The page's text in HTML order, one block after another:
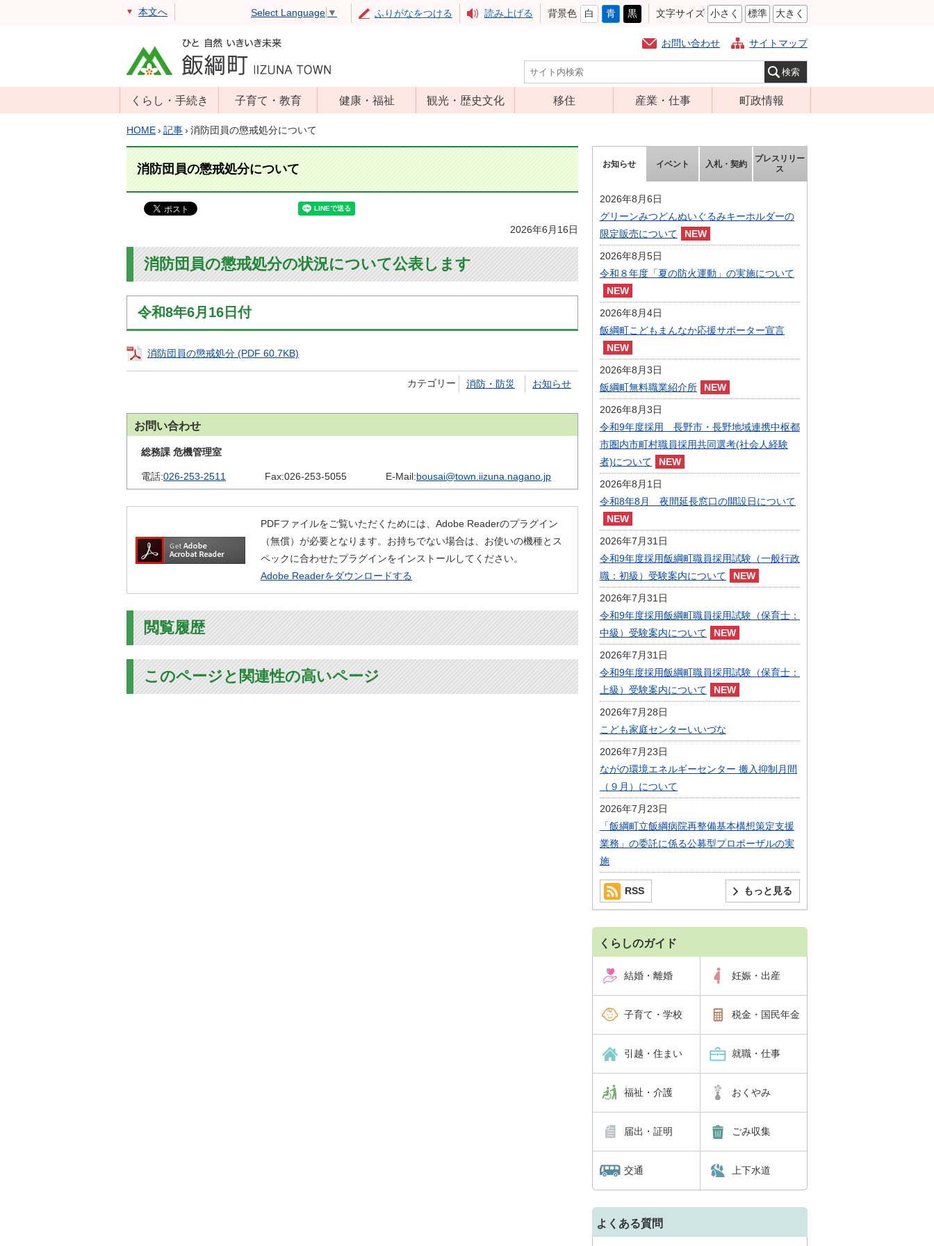
本文へ Select Language ▼ ふりがなをつける 読み上げる 背景色 白 青 黒 文字サイズ 小さく 標準 大きく
お問い合わせ サイトマップ
くらし・手続き
戸籍・住民票・
住民登録
マイナンバー
消防・防災
年金・保険
税金
環境・ゴミ
上下水道
安全・防犯
子育て・教育
年齢別子育て情
子育て支援
生涯学習
学校教育・奨学
金
学校給食
健康・福祉
高齢者福祉
障害福祉
保健・医療
予防接種
観光・歴史文化
アップルミュー
ーツ
文化財
移住 産業・仕事
就労支援
農林業振興
届出・証明・法
令・規制
企業の税金
入札・契約
指定管理者制度
人材募集
町政情報
組織案内
庁舎案内
ふるさと納税
人事・職員募集
まちづくり
庁舎建設
HOME› 記事› 消防団員の懲戒処分について
消防団員の懲戒処分について
2026年6月16日
消防団員の懲戒処分の状況について公表します
令和8年6月16日付
消防団員の懲戒処分 (PDF 60.7KB)
カテゴリー 消防・防災 お知らせ
お問い合わせ
総務課 危機管理室
電話:026-253-2511 Fax:026-253-5055 E-Mail:bousai@town.iizuna.nagano.jp
PDFファイルをご覧いただくためには、Adobe Readerのプラグイン
（無償）が必要となります。お持ちでない場合は、お使いの機種とス
ペックに合わせたプラグインをインストールしてください。
Adobe Readerをダウンロードする
閲覧履歴
このページと関連性の高いページ
お知らせ イベント 入札・契約
プレスリリー
ス
2026年8月6日
グリーンみつどんぬいぐるみキーホルダーの
限定販売について
2026年8月5日
令和８年度「夏の防火運動」の実施について
2026年8月4日
飯綱町こどもまんなか応援サポーター宣言
2026年8月3日
飯綱町無料職業紹介所
2026年8月3日
令和9年度採用 長野市・長野地域連携中枢都
市圏内市町村職員採用共同選考(社会人経験
者)について
2026年8月1日
令和8年8月 夜間延長窓口の開設日について
2026年7月31日
令和9年度採用飯綱町職員採用試験（一般行政
職：初級）受験案内について
2026年7月31日
令和9年度採用飯綱町職員採用試験（保育士：
中級）受験案内について
2026年7月31日
令和9年度採用飯綱町職員採用試験（保育士：
上級）受験案内について
2026年7月28日
こども家庭センターいいづな
2026年7月23日
ながの環境エネルギーセンター 搬入抑制月間
（９月）について
2026年7月23日
「飯綱町立飯綱病院再整備基本構想策定支援
業務」の委託に係る公募型プロポーザルの実
施
もっと見る
RSS
くらしのガイド
結婚・離婚 妊娠・出産
子育て・学校 税金・国民年金
引越・住まい 就職・仕事
福祉・介護 おくやみ
届出・証明 ごみ収集
交通 上下水道
よくある質問